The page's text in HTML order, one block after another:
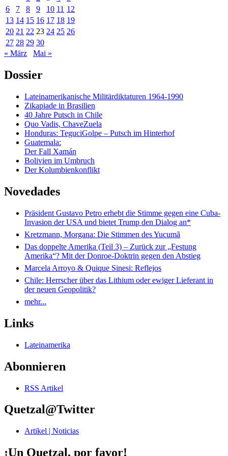
6
7 8 9 10 11 12
13 14 15 16 17 18 19
20 21 22 23 24 25 26
27 28 29 30
« März
Mai »
Dossier
Lateinamerikanische Militärdiktaturen 1964-1990
Zikapiade in Brasilien
40 Jahre Putsch in Chile
Quo Vadis, ChaveZuela
Honduras: TeguciGolpe – Putsch im Hinterhof
Guatemala:
Der Fall Xamán
Bolivien im Umbruch
Der Kolumbienkonflikt
Novedades
Präsident Gustavo Petro erhebt die Stimme gegen eine Cuba-
Invasion der USA und bietet Trump den Dialog an*
Kretzmann, Morgana: Die Stimmen des Yucumã
Das doppelte Amerika (Teil 3) – Zurück zur „Festung
Amerika“? Mit der Donroe-Doktrin gegen den Abstieg
Marcela Arroyo & Quique Sinesi: Reflejos
Chile: Herrscher über das Lithium oder ewiger Lieferant in
der neuen Geopolitik?
mehr...
Links
Lateinamerika
Abonnieren
RSS Artikel
Quetzal@Twitter
Artikel | Noticias
¡Un Quetzal, por favor!